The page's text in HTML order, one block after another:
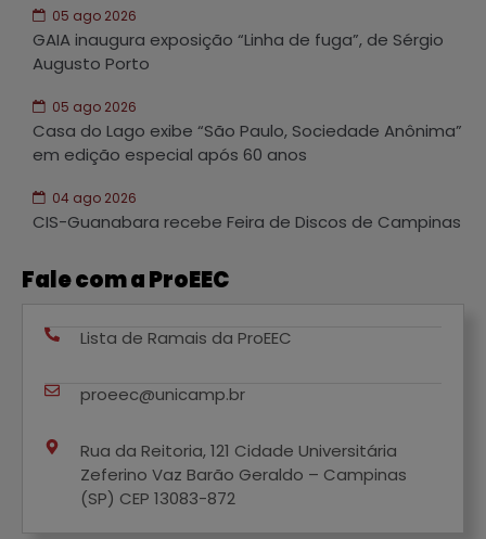
05 ago 2026
GAIA inaugura exposição “Linha de fuga”, de Sérgio
Augusto Porto
05 ago 2026
Casa do Lago exibe “São Paulo, Sociedade Anônima”
em edição especial após 60 anos
04 ago 2026
CIS-Guanabara recebe Feira de Discos de Campinas
Fale com a ProEEC
Lista de Ramais da ProEEC
proeec@unicamp.br
Rua da Reitoria, 121 Cidade Universitária
Zeferino Vaz Barão Geraldo – Campinas
(SP) CEP 13083-872